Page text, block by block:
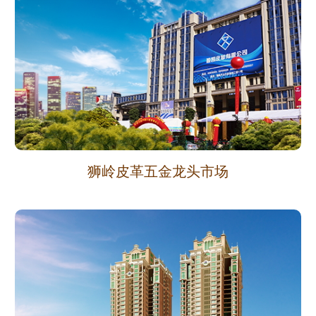
狮岭皮革五金龙头市场